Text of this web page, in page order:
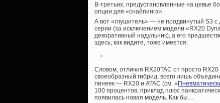
В-третьих, предустановленные на цевье
опции для «снайпинга».
А вот «глушитель» — не продвинутый S3 с
серии (за исключением модели «RX20
декоративный надульник), а его
здесь, как видите, тоже имеется:
Словом, отличия RX20TAC от просто
своеобразный гибрид, всего лишь
линеек — RX20 и ATAC (см. «
100 процентов, приклад плюс
появилась новая модель. Как бы…